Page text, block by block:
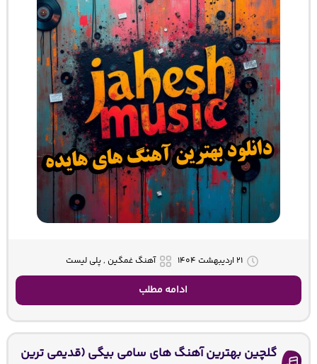
۲۱ اردیبهشت ۱۴۰۴ آهنگ غمگین , پلی لیست
ادامه مطلب
گلچین بهترین آهنگ های سامی بیگی (قدیمی ترین